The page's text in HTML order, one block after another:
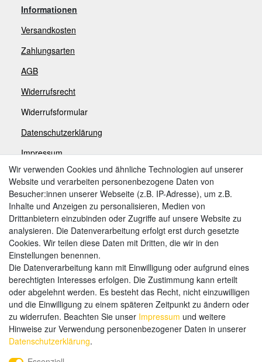
Informationen
Versandkosten
Zahlungsarten
AGB
Widerrufsrecht
Widerrufsformular
Datenschutzerklärung
Impressum
Zahlungsarten
Weitere Zahlungsarten:
Kauf auf Rechnung
Vorkasse
Hier sind wir
Wir verwenden Cookies und ähnliche Technologien auf unserer
Website und verarbeiten personenbezogene Daten von
Besucher:innen unserer Webseite (z.B. IP-Adresse), um z.B.
Inhalte und Anzeigen zu personalisieren, Medien von
Drittanbietern einzubinden oder Zugriffe auf unsere Website zu
analysieren. Die Datenverarbeitung erfolgt erst durch gesetzte
Cookies. Wir teilen diese Daten mit Dritten, die wir in den
Einstellungen benennen.
Die Datenverarbeitung kann mit Einwilligung oder aufgrund eines
berechtigten Interesses erfolgen. Die Zustimmung kann erteilt
oder abgelehnt werden. Es besteht das Recht, nicht einzuwilligen
und die Einwilligung zu einem späteren Zeitpunkt zu ändern oder
zu widerrufen. Beachten Sie unser Impressum und weitere
Hinweise zur Verwendung personenbezogener Daten in unserer
Daten­schutz­erklärung.